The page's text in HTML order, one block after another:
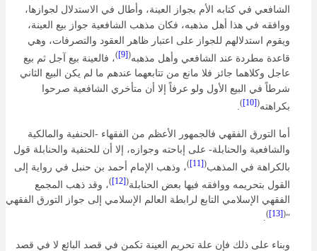
الشافعي في كتابه الأم بجواز العينة، وأطال في الاستدلال لجوازها،
ووافقه في هذا أهل مذهبه، فكان مذهب الشافعية جواز بيع العينة،
ويقوم استدلالهم للجواز على اعتبار ظاهر العقود والتصرفات، وهي
قاعدة مطردة عند الشافعي وأهل مذهبه(
[9]
)، فالعينة بيع آجل ثم بيع
عاجل وكلاهما جائز فلا مانع من تتابعهما عندهم ما لم يكن البيع الثاني
شرطاً في البيع الأول ولو عرفاً إلا أن متأخري الشافعية صرحوا
بكراهته(
)
أما التورق الفقهي فالجمهور الأعظم من الفقهاء -الحنفية والمالكية
والشافعية والحنابلة- على إباحته وجوازه، إلا أن للحنفية والحنابلة قول
بالكراهة في المذهب(
[11]
)، وذهب الإمام أحمد بن حنبل في رواية إلى
القول بتحريمه ووافقه فيها بعض الحنابلة(
[12]
)، وقد ذهب المجمع
الفقهي الإسلامي التابع لرابطة العالم الإسلامي إلى جواز التورق الفقهي
“
(
)
وبناء على ذلك فإن علة تحريم العينة تكمن في قصد البائع لا في قصد